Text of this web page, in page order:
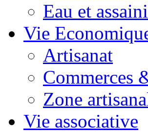
Eau et
Vie
Artisanat
Commerces
Zone
Vie associative